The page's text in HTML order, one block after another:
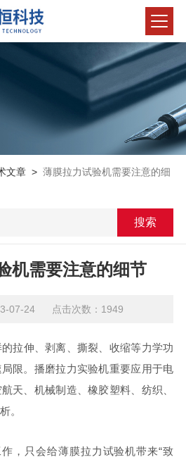
文章> 薄膜拉力试验机需要注意的细
机需要注意的细节
07-24 点击次数：1949
拉伸、剥离、撕裂、收缩等力学功
限。播磨拉力实验机重要应用于电
天、机械制造、橡胶塑料、纺织、
。
，只会给薄膜拉力试验机带来“致